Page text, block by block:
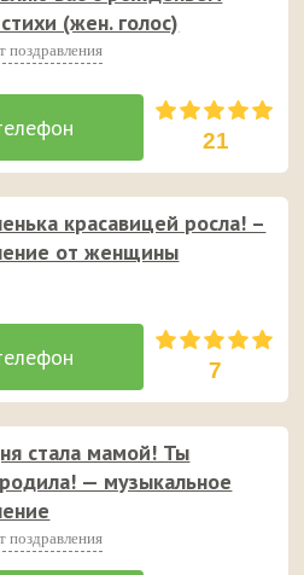
(жен. голос)
поздравления
21
красавицей росла! –
от женщины
7
стала мамой! Ты
— музыкальное
поздравления